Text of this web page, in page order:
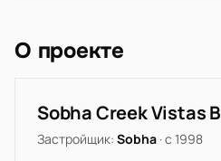
О проекте
Sobha Creek Vistas B
Застройщик: Sobha · с 1998